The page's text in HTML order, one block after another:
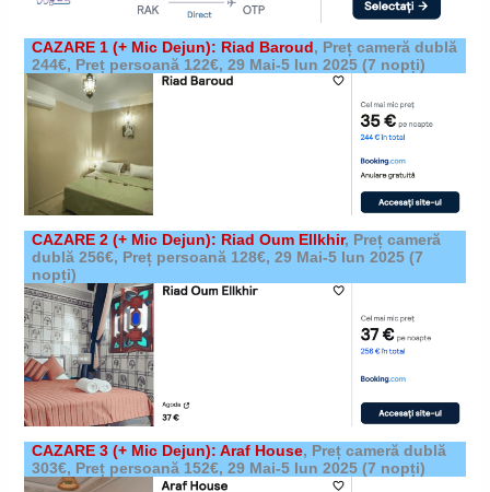
CAZARE 1 (+ Mic Dejun): Riad Baroud, Preț cameră dublă
244€, Preț persoană 122€, 29 Mai-5 Iun 2025(7 nopți)
CAZARE 2 (+ Mic Dejun): Riad Oum Ellkhir, Preț cameră
dublă 256€, Preț persoană 128€, 29 Mai-5 Iun 2025(7
nopți)
CAZARE 3 (+ Mic Dejun): Araf House, Preț cameră dublă
303€, Preț persoană 152€, 29 Mai-5 Iun 2025(7 nopți)